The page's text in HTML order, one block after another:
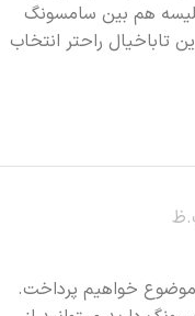
هم بین سامسونگ
تاباخیال راحتر انتخاب
خواهیم پرداخت.